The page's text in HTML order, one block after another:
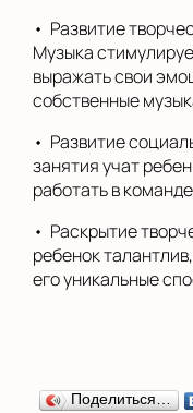
• Развитие
Музыка
выражать свои
собственные
• Развитие
занятия учат
работать в
• Раскрытие
ребенок
его уникальные
Поделиться…